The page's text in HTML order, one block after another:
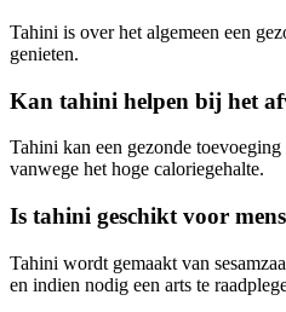
Tahini is over het algemeen een
genieten.
Kan tahini helpen bij het
Tahini kan een gezonde
vanwege het hoge caloriegehalte.
Is tahini geschikt voor
Tahini wordt gemaakt van
en indien nodig een arts te